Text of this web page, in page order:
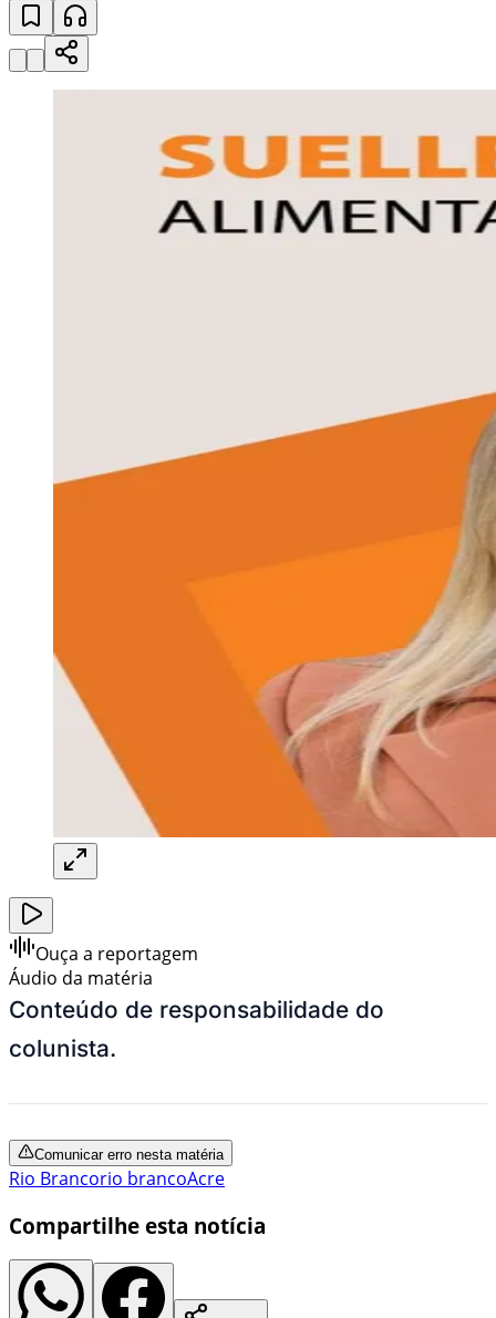
Ouça a reportagem
Áudio da matéria
Conteúdo de responsabilidade do
colunista.
Comunicar erro nesta matéria
Rio Brancorio brancoAcre
Compartilhe esta notícia